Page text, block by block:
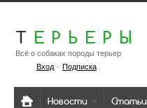
Т ЕРЬЕРЫ
Всё о собаках породы терьер
Вход· Подписка
Новости Статьи